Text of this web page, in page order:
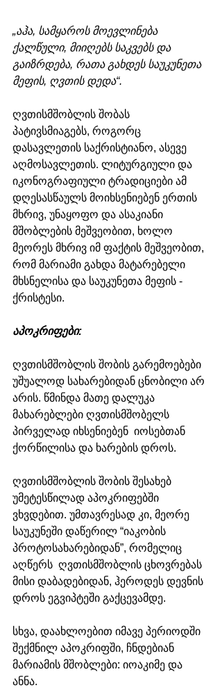
„აჰა, სამყაროს მოევლინება
ქალწული, მიიღებს საკვებს და
გაიზრდება, რათა გახდეს საუკუნეთა
მეფის, ღვთის დედა“.
ღვთისმშობლის შობას
პატივსმიაგებს, როგორც
დასავლეთის საქრისტიანო, ასევე
აღმოსავლეთის. ლიტურგიული და
იკონოგრაფიული ტრადიციები ამ
დღესასწაულს მოიხსენიებენ ერთის
მხრივ, უნაყოფო და ასაკიანი
მშობლების მეშვეობით, ხოლო
მეორეს მხრივ იმ ფაქტის მეშვეობით,
რომ მარიამი გახდა მატარებელი
მხსნელისა და საუკუნეთა მეფის -
ქრისტესი.
აპოკრიფები:
ღვთისმშობლის შობის გარემოებები
უშუალოდ სახარებიდან ცნობილი არ
არის. წმინდა მათე დალუკა
მახარებლები ღვთისმშობელს
პირველად იხსენიებენ  იოსებთან
ქორწილისა და ხარების დროს.
ღვთისმშობლის შობის შესახებ
უმეტესწილად აპოკრიფებში
ვხვდებით. უმთავრესად კი, მეორე
საუკუნეში დაწერილ “იაკობის
პროტოსახარებიდან”, რომელიც
აღწერს  ღვთისმშობლის ცხოვრებას
მისი დაბადებიდან, ჰეროდეს დევნის
დროს ეგვიპტეში გაქცევამდე.
სხვა, დაახლოებით იმავე პერიოდში
შექმნილ აპოკრიფში, ჩნდებიან
მარიამის მშობლები: იოაკიმე და
ანნა.